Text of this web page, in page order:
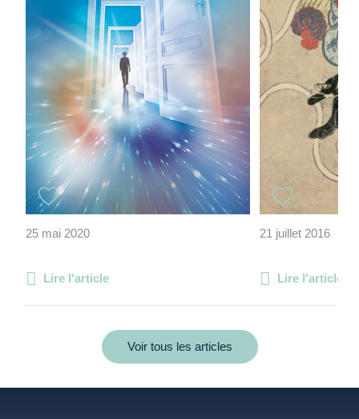
25 mai 2020
Lire l'article
21 juillet 2016
Lire l'article
Voir tous les articles